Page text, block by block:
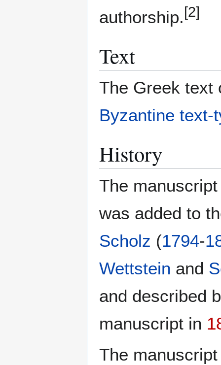
authorship. [2]
Text
The Greek text
Byzantine text-
History
The
was added to
Scholz (1794-
Wettstein and
and described
manuscript in
The